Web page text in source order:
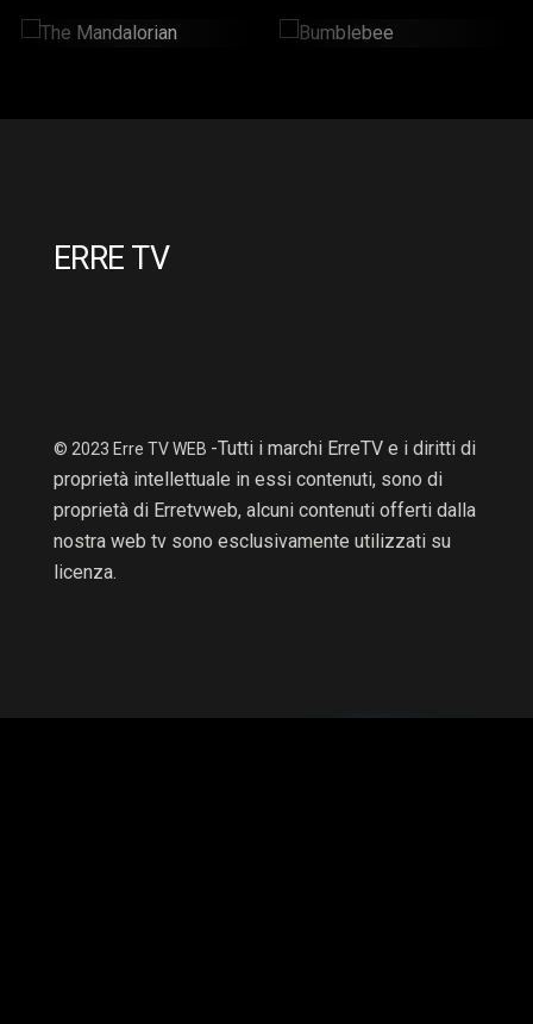
The Mandalorian Bumblebee
ERRE TV
© 2023 Erre TV WEB -Tutti i marchi ErreTV e i diritti di
proprietà intellettuale in essi contenuti, sono di
proprietà di Erretvweb, alcuni contenuti offerti dalla
nostra web tv sono esclusivamente utilizzati su
licenza.